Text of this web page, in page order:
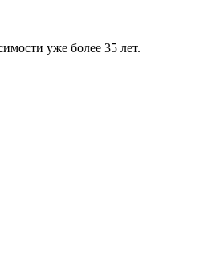
уже более 35 лет.